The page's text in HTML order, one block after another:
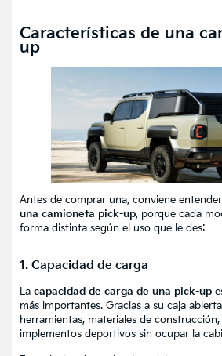
Características de una
up
Antes de comprar una, conviene
una camioneta pick-up, porque cada
forma distinta según el uso que le des:
1. Capacidad de carga
La capacidad de carga de una pick-up
más importantes. Gracias a su caja
herramientas, materiales de
implementos deportivos sin ocupar la